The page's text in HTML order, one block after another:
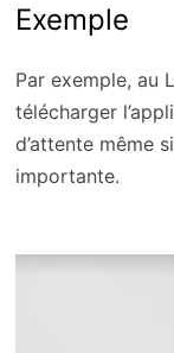
Exemple
Par exemple, au
télécharger
d’attente même
importante.